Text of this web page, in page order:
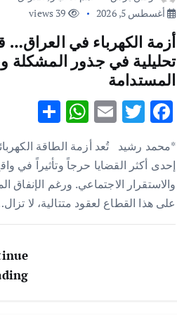
أغسطس 5, 2026
أزمة الكهرباء في العراق…
تحليلية في جذور المشكلة
المستدامة
F
e
b
o
o
T
w
it
te
r
E
m
ai
l
W
h
at
s
A
p
S
h
ar
e
*محمد رشيد تُعد أزمة الطاقة
إحدى أكثر القضايا حرجاً وتأثيراً في
والاستقرار الاجتماعي. ورغم الإنفاق
على هذا القطاع لعقود متتالية، لا